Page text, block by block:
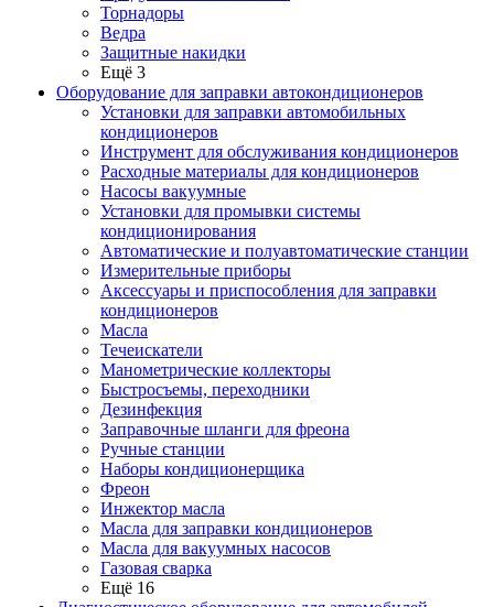
Торнадоры
Ведра
Защитные накидки
Ещё 3
Оборудование для заправки автокондиционеров
Установки для заправки автомобильных
кондиционеров
Инструмент для обслуживания кондиционеров
Расходные материалы для кондиционеров
Насосы вакуумные
Установки для промывки системы
кондиционирования
Автоматические и полуавтоматические станции
Измерительные приборы
Аксессуары и приспособления для заправки
кондиционеров
Масла
Течеискатели
Манометрические коллекторы
Быстросъемы, переходники
Дезинфекция
Заправочные шланги для фреона
Ручные станции
Наборы кондиционерщика
Фреон
Инжектор масла
Масла для заправки кондиционеров
Масла для вакуумных насосов
Газовая сварка
Ещё 16